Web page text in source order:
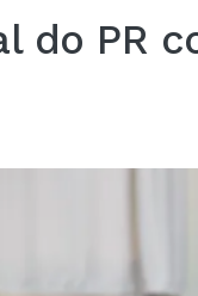
do PR